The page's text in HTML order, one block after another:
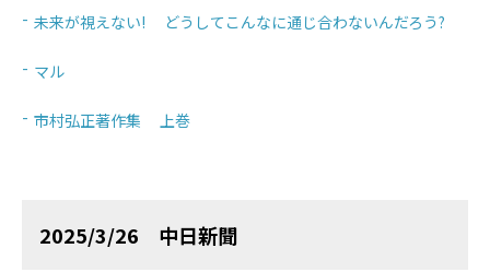
未来が視えない! どうしてこんなに通じ合わないんだろう?
マル
市村弘正著作集 上巻
2025/3/26 中日新聞